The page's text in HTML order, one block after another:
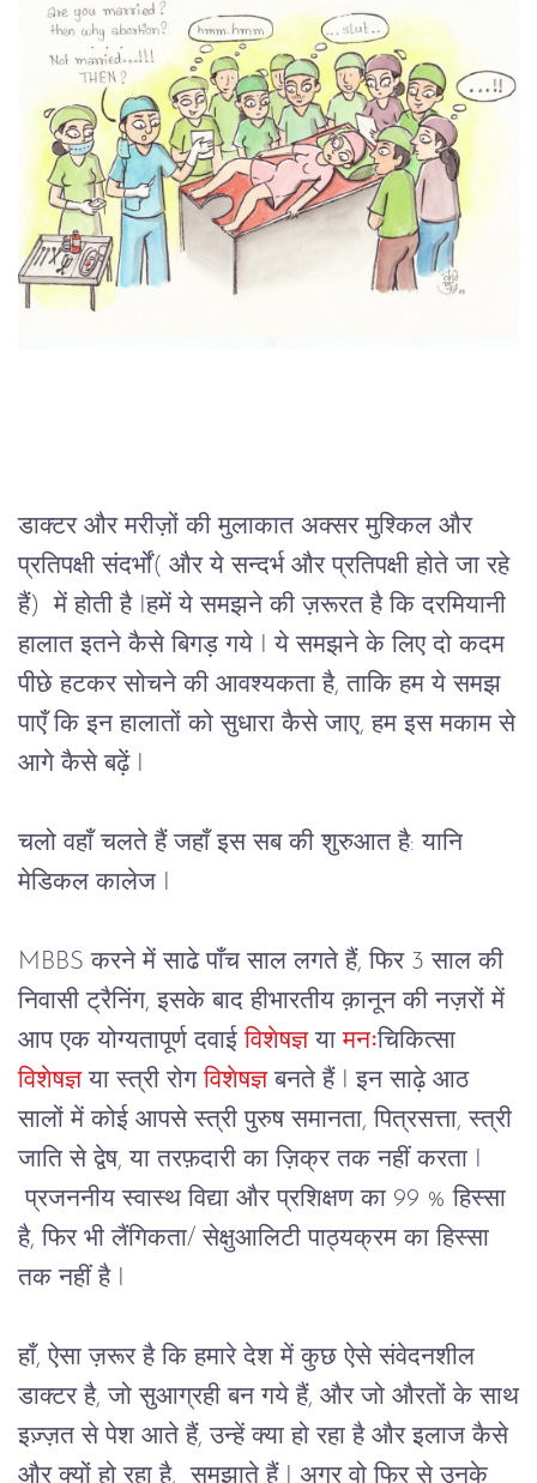
डाक्टर और मरीज़ों की मुलाकात अक्सर मुश्किल और
प्रतिपक्षी संदर्भों( और ये सन्दर्भ और प्रतिपक्षी होते जा रहे
हैं) में होती है Iहमें ये समझने की ज़रूरत है कि दरमियानी
हालात इतने कैसे बिगड़ गये I ये समझने के लिए दो कदम
पीछे हटकर सोचने की आवश्यकता है, ताकि हम ये समझ
पाएँ कि इन हालातों को सुधारा कैसे जाए, हम इस मकाम से
आगे कैसे बढ़ें I
चलो वहाँ चलते हैं जहाँ इस सब की शुरुआत है: यानि
मेडिकल कालेज I
MBBS करने में साढे पाँच साल लगते हैं, फिर 3 साल की
निवासी ट्रैनिंग, इसके बाद हीभारतीय क़ानून की नज़रों में
आप एक योग्यतापूर्ण दवाई विशेषज्ञ या मनःचिकित्सा
विशेषज्ञ या स्त्री रोग विशेषज्ञ बनते हैं I इन साढ़े आठ
सालों में कोई आपसे स्त्री पुरुष समानता, पित्रसत्ता, स्त्री
जाति से द्वेष, या तरफ़दारी का ज़िक्र तक नहीं करता I
प्रजननीय स्वास्थ विद्या और प्रशिक्षण का 99 % हिस्सा
है, फिर भी लैंगिकता/ सेक्षुआलिटी पाठ्यक्रम का हिस्सा
तक नहीं है I
हाँ, ऐसा ज़रूर है कि हमारे देश में कुछ ऐसे संवेदनशील
डाक्टर है, जो सुआग्रही बन गये हैं, और जो औरतों के साथ
इज़्ज़त से पेश आते हैं, उन्हें क्या हो रहा है और इलाज कैसे
और क्यों हो रहा है, समझाते हैं I अगर वो फिर से उनके